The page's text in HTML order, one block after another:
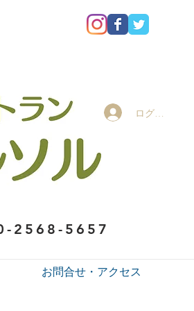
ログイン
2568-5657
お問合せ・アクセス